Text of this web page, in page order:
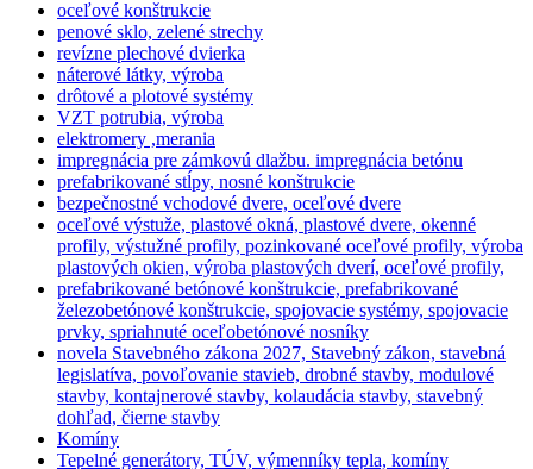
oceľové konštrukcie
penové sklo, zelené strechy
revízne plechové dvierka
náterové látky, výroba
drôtové a plotové systémy
VZT potrubia, výroba
elektromery ,merania
impregnácia pre zámkovú dlažbu. impregnácia betónu
prefabrikované stĺpy, nosné konštrukcie
bezpečnostné vchodové dvere, oceľové dvere
oceľové výstuže, plastové okná, plastové dvere, okenné
profily, výstužné profily, pozinkované oceľové profily, výroba
plastových okien, výroba plastových dverí, oceľové profily,
prefabrikované betónové konštrukcie, prefabrikované
železobetónové konštrukcie, spojovacie systémy, spojovacie
prvky, spriahnuté oceľobetónové nosníky
novela Stavebného zákona 2027, Stavebný zákon, stavebná
legislatíva, povoľovanie stavieb, drobné stavby, modulové
stavby, kontajnerové stavby, kolaudácia stavby, stavebný
dohľad, čierne stavby
Komíny
Tepelné generátory, TÚV, výmenníky tepla, komíny